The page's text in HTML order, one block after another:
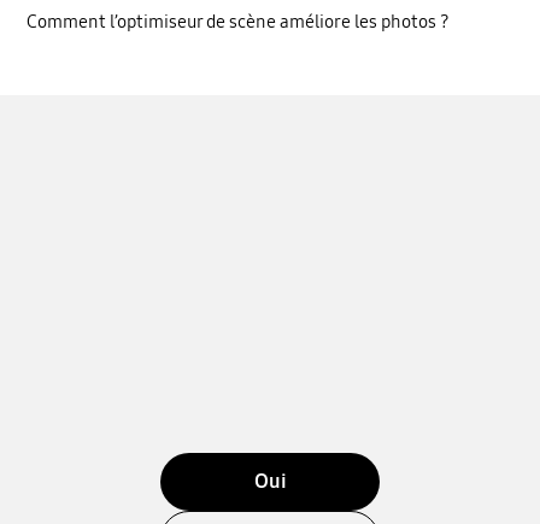
Comment l’optimiseur de scène améliore les photos ?
Oui